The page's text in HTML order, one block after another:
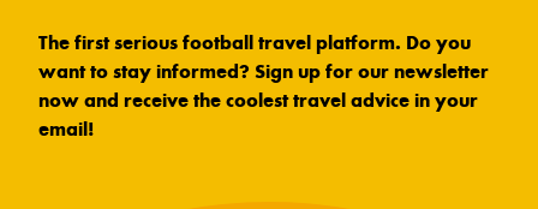
The first serious football travel platform. Do you
want to stay informed? Sign up for our newsletter
now and receive the coolest travel advice in your
email!